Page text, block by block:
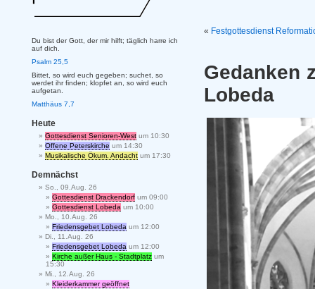
« Festgottesdienst
Gedanken
Lobeda
Du bist der Gott, der mir hilft; täglich harre ich
auf dich.
Psalm 25,5
Bittet, so wird euch gegeben; suchet, so
werdet ihr finden; klopfet an, so wird euch
aufgetan.
Matthäus 7,7
Heute
Gottesdienst Senioren-West um 10:30
Offene Peterskirche um 14:30
Musikalische Ökum. Andacht um 17:30
Demnächst
So., 09.Aug. 26
Gottesdienst Drackendorf um 09:00
Gottesdienst Lobeda um 10:00
Mo., 10.Aug. 26
Friedensgebet Lobeda um 12:00
Di., 11.Aug. 26
Friedensgebet Lobeda um 12:00
Kirche außer Haus - Stadtplatz um
15:30
Mi., 12.Aug. 26
Kleiderkammer geöffnet